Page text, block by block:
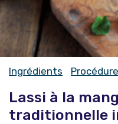
Ingrédients Procédure
Lassi à la
traditionnelle